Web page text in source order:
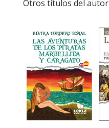
Otros títulos del autor